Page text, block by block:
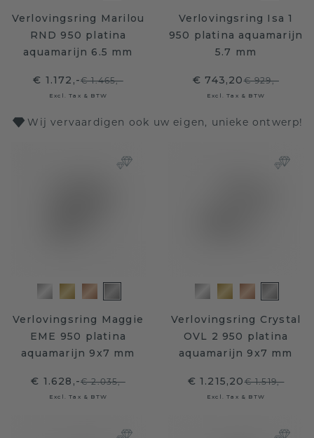
Verlovingsring Marilou
RND 950 platina
aquamarijn 6.5 mm
€ 1.172,-€ 1.465,-
Excl. Tax & BTW
Verlovingsring Isa 1
950 platina aquamarijn
5.7 mm
€ 743,20€ 929,-
Excl. Tax & BTW
Wij vervaardigen ook uw eigen, unieke ontwerp!
Verlovingsring Maggie
EME 950 platina
aquamarijn 9x7 mm
€ 1.628,-€ 2.035,-
Excl. Tax & BTW
Verlovingsring Crystal
OVL 2 950 platina
aquamarijn 9x7 mm
€ 1.215,20€ 1.519,-
Excl. Tax & BTW